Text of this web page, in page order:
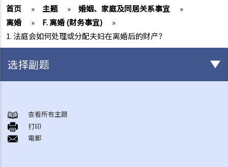
首页 » 主题 » 婚姻、家庭及同居关系事宜
»
离婚
» F. 离婚 (财务事宜)
»
1. 法庭会如何处理或分配夫妇在离婚后的财产？
选择副题
A. 概述
B. 香港认可的婚姻关系
1. 如果我在香港以外地方结婚，是否需要通知香港政府更新我的婚姻状
查看所有主題
打印
電郵